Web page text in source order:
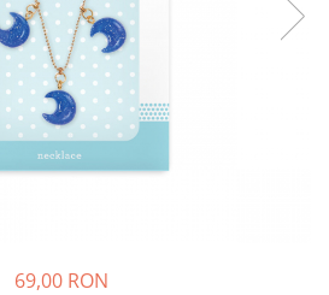
69,00 RON